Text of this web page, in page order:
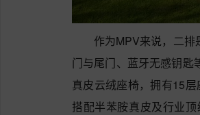
作为MPV来说，二
门与尾门、蓝牙无感钥匙
真皮云绒座椅，拥有15
搭配半苯胺真皮及行业